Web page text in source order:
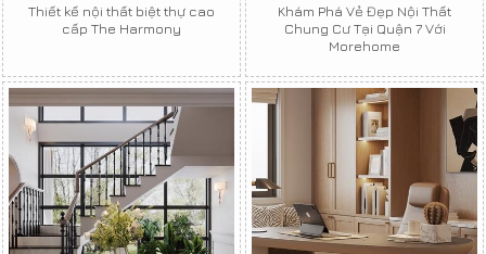
Thiết kế nội thất biệt thự cao
cấp The Harmony
Khám Phá Vẻ Đẹp Nội Thất
Chung Cư Tại Quận 7 Với
Morehome